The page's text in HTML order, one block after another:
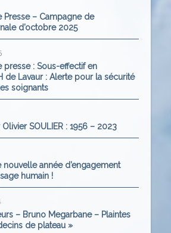
– Campagne de
d’octobre 2025
presse : Sous-effectif en
de Lavaur : Alerte pour la sécurité
soignants
SOULIER : 1956 – 2023
année d’engagement
humain !
– Bruno Megarbane – Plaintes
de plateau »